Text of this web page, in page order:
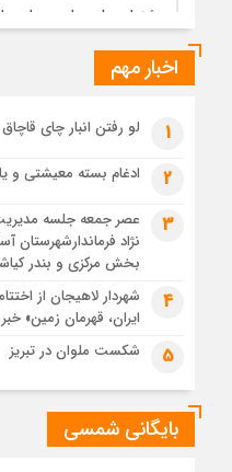
جشنواره ملی چای، حمایت
ایرانی!؟
3 هفته قبل
3 هفته قبل
رئوف
تصاویر هوایی مراسم تشییع
مراسم تشییع پیکر مطهر
تصاویری از تراکم جمعیت
اشرف
اخبار مهم
1 لو رفتن انبار چای
2 ادغام بسته معیشتی و
3
عصر جمعه جلسه
نژاد فرماندارشهرستان
بخش مرکزی و بندر
4
شهردار لاهیجان از
ایران، قهرمان زمین»
5 شکست ملوان در تبریز
بایگانی شمسی